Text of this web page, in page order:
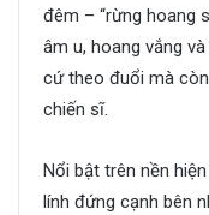
đêm – “rừng hoang
âm u, hoang vắng
cứ theo đuổi mà
chiến sĩ.
Nổi bật trên nền
lính đứng cạnh bên